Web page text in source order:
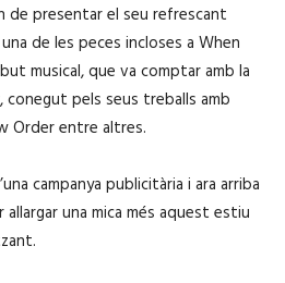
de presentar el seu refrescant
de les peces incloses a When
musical, que va comptar amb la
conegut pels seus treballs amb
Order entre altres.
campanya publicitària i ara arriba
una mica més aquest estiu